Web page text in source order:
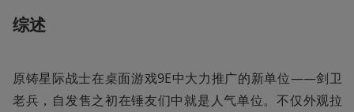
综述
原铸星际战士在桌面游戏9E中大力推广的新单位——剑卫
老兵，自发售之初在锤友们中就是人气单位。不仅外观拉